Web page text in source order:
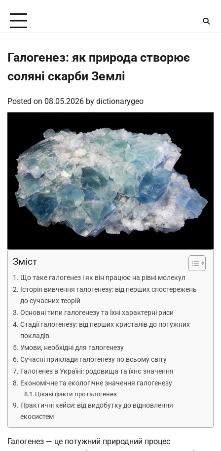
content
Галогенез: як природа створює
соляні скарби Землі
Posted on 08.05.2026 by dictionarygeo
Зміст
Що таке галогенез і як він працює на рівні молекул
Історія вивчення галогенезу: від перших спостережень
до сучасних теорій
Основні типи галогенезу та їхні характерні риси
Стадії галогенезу: від перших кристалів до потужних
покладів
Умови, необхідні для галогенезу
Сучасні приклади галогенезу по всьому світу
Галогенез в Україні: родовища та їхнє значення
Економічне та екологічне значення галогенезу
Цікаві факти про галогенез
Практичні кейси: від видобутку до відновлення
екосистем
Галогенез — це потужний природний процес